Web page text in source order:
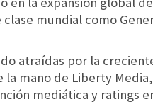
mundial como
atraídas por la
mano de Liberty
mediática y ratings